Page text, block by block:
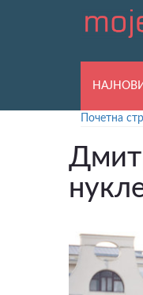
Почетна